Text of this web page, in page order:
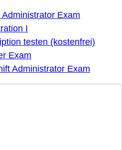
Exam
I
testen (kostenfrei)
Exam
Administrator Exam